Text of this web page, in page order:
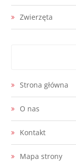
Zwierzęta
Strona główna
O nas
Kontakt
Mapa strony